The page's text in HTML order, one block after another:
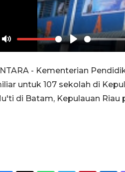
Mute Play
- Kementerian
untuk 107 sekolah di
di Batam, Kepulauan Riau